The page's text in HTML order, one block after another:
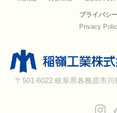
プライバシ
Privacy
〒501-6022 岐阜県各務原市